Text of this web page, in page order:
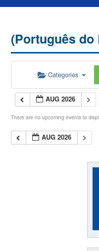
(Português
Categories
AUG 2026
There are no upcoming events to
AUG 2026